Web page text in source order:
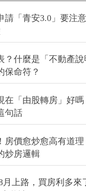
請「青安3.0」要注
？什麼是「不動產
保命符？
在「由股轉房」好
句話
房價愈炒愈高有道
炒房邏輯
月上路，買房利多來